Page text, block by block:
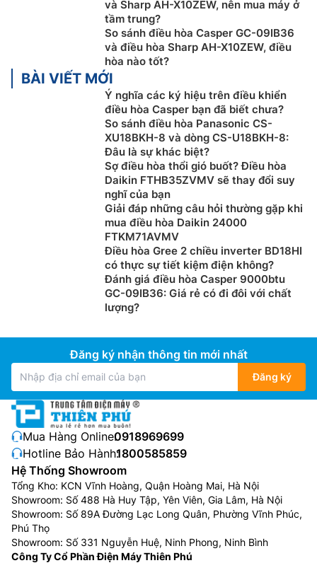
Lưới lọc bụi polypropylene
Trên dàn lạnh củađiều hòa Sharp giá rẻAH-X10ZEW
này còn được tích hợp lưới lọc bụi polypropylene giúp
kháng khuẩn, khử mùi, loại bỏ các vi khuẩn có hại,
nấm mốc,… cho không gian trong phòng thông
thoáng, sạch sẽ hơn.
Hoạt động bền bỉ với 7 tính năng bảo vệ
Điều hòa Sharp 9000btu 1 chiều inverter được trang bị
7 tính năng bảo vệ an toàn cho máy gồm chống hư
hại, chống ăn mòn, chống tia UV, chịu nhiệt tốt, chống
và Sharp AH-X10ZEW, nên mua máy ở
tầm trung?
So sánh điều hòa Casper GC-09IB36
và điều hòa Sharp AH-X10ZEW, điều
hòa nào tốt?
BÀI VIẾT MỚI
Ý nghĩa các ký hiệu trên điều khiển
điều hòa Casper bạn đã biết chưa?
So sánh điều hòa Panasonic CS-
XU18BKH-8 và dòng CS-U18BKH-8:
Đâu là sự khác biệt?
Sợ điều hòa thổi gió buốt? Điều hòa
Daikin FTHB35ZVMV sẽ thay đổi suy
nghĩ của bạn
Giải đáp những câu hỏi thường gặp khi
mua điều hòa Daikin 24000
FTKM71AVMV
Điều hòa Gree 2 chiều inverter BD18HI
có thực sự tiết kiệm điện không?
Đánh giá điều hòa Casper 9000btu
GC-09IB36: Giá rẻ có đi đôi với chất
lượng?
Đăng ký nhận thông tin mới nhất
Đăng ký
Mua Hàng Online:0918969699
Hotline Bảo Hành:1800585859
Hệ Thống Showroom
Tổng Kho: KCN Vĩnh Hoàng, Quận Hoàng Mai, Hà Nội
Showroom: Số 488 Hà Huy Tập, Yên Viên, Gia Lâm, Hà Nội
Showroom: Số 89A Đường Lạc Long Quân, Phường Vĩnh Phúc,
Phú Thọ
Showroom: Số 331 Nguyễn Huệ, Ninh Phong, Ninh Bình
Công Ty Cổ Phần Điện Máy Thiên Phú